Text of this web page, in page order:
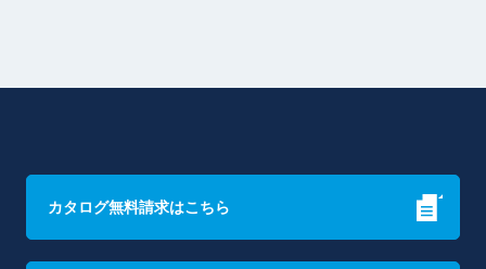
カタログ無料請求はこちら